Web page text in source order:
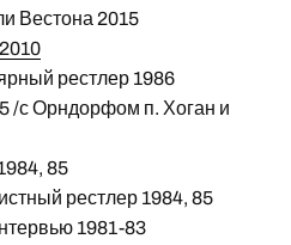
Вестона 2015
рестлер 1986
/с Орндорфом п. Хоган и
85
рестлер 1984, 85
1981-83